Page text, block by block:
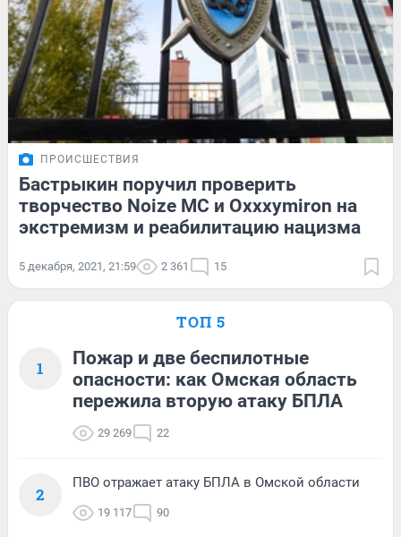
ПРОИСШЕСТВИЯ
Бастрыкин поручил проверить
творчество Noize MC и Oxxxymiron на
экстремизм и реабилитацию нацизма
5 декабря, 2021, 21:59 2 361 15
ТОП 5
1
Пожар и две беспилотные
опасности: как Омская область
пережила вторую атаку БПЛА
29 269 22
2
ПВО отражает атаку БПЛА в Омской области
19 117 90